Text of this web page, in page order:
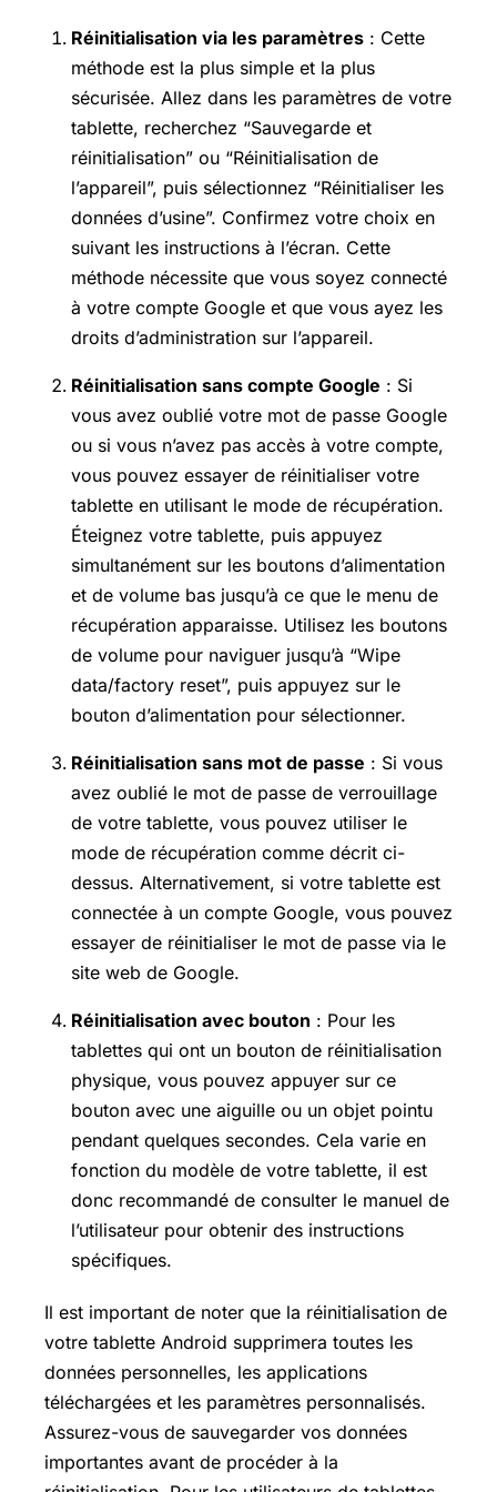
Réinitialisation via les paramètres : Cette
méthode est la plus simple et la plus
sécurisée. Allez dans les paramètres de votre
tablette, recherchez “Sauvegarde et
réinitialisation” ou “Réinitialisation de
l’appareil”, puis sélectionnez “Réinitialiser les
données d’usine”. Confirmez votre choix en
suivant les instructions à l’écran. Cette
méthode nécessite que vous soyez connecté
à votre compte Google et que vous ayez les
droits d’administration sur l’appareil.
Réinitialisation sans compte Google : Si
vous avez oublié votre mot de passe Google
ou si vous n’avez pas accès à votre compte,
vous pouvez essayer de réinitialiser votre
tablette en utilisant le mode de récupération.
Éteignez votre tablette, puis appuyez
simultanément sur les boutons d’alimentation
et de volume bas jusqu’à ce que le menu de
récupération apparaisse. Utilisez les boutons
de volume pour naviguer jusqu’à “Wipe
data/factory reset”, puis appuyez sur le
bouton d’alimentation pour sélectionner.
Réinitialisation sans mot de passe : Si vous
avez oublié le mot de passe de verrouillage
de votre tablette, vous pouvez utiliser le
mode de récupération comme décrit ci-
dessus. Alternativement, si votre tablette est
connectée à un compte Google, vous pouvez
essayer de réinitialiser le mot de passe via le
site web de Google.
Réinitialisation avec bouton : Pour les
tablettes qui ont un bouton de réinitialisation
physique, vous pouvez appuyer sur ce
bouton avec une aiguille ou un objet pointu
pendant quelques secondes. Cela varie en
fonction du modèle de votre tablette, il est
donc recommandé de consulter le manuel de
l’utilisateur pour obtenir des instructions
spécifiques.
Il est important de noter que la réinitialisation de
votre tablette Android supprimera toutes les
données personnelles, les applications
téléchargées et les paramètres personnalisés.
Assurez-vous de sauvegarder vos données
importantes avant de procéder à la